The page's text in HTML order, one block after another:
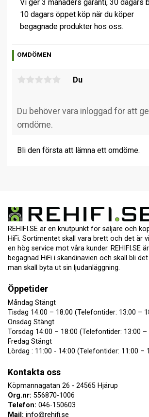
Vi ger 3 månaders garanti, 30 dagars
10 dagars öppet köp när du köper
begagnade produkter hos oss.
OMDÖMEN
Du
Bli den första att lämna ett omdöme.
REHIFI.SE är en knutpunkt för säljare och
HiFi. Sortimentet skall vara brett och det är
en hög service mot våra kunder. REHIFI.SE
begagnad HiFi i skandinavien och skall bli
man skall byta ut sin ljudanläggning.
Öppetider
Måndag Stängt
Tisdag 14:00 – 18:00 (Telefontider: 13:00 –
Onsdag Stängt
Torsdag 14:00 – 18:00 (Telefontider: 13:00 –
Fredag Stängt
Lördag : 11:00 - 14:00 (Telefontider: 11:00 –
Kontakta oss
Köpmannagatan 26 - 24565 Hjärup
Org.nr: 556870-1006
Telefon: 046-150603
Mail: info@rehifi.se